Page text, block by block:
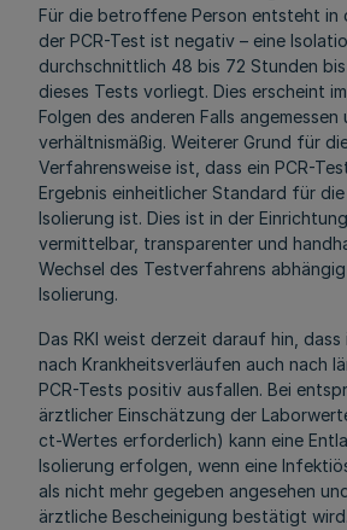
Für die betroffene Person entsteht in
der PCR-Test ist negativ – eine
durchschnittlich 48 bis 72 Stunden
dieses Tests vorliegt. Dies erscheint
Folgen des anderen Falls angemessen
verhältnismäßig. Weiterer Grund für
Verfahrensweise ist, dass ein PCR-
Ergebnis einheitlicher Standard für
Isolierung ist. Dies ist in der
vermittelbar, transparenter und
Wechsel des Testverfahrens
Isolierung.
Das RKI weist derzeit darauf hin, dass
nach Krankheitsverläufen auch nach
PCR-Tests positiv ausfallen. Bei
ärztlicher Einschätzung der
ct-Wertes erforderlich) kann eine
Isolierung erfolgen, wenn eine
als nicht mehr gegeben angesehen
ärztliche Bescheinigung bestätigt wird.